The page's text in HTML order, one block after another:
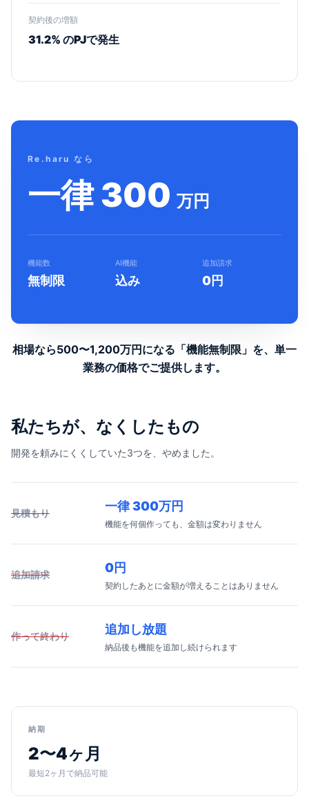
契約後の増額
31.2% のPJで発生
Re.haru なら
一律 300 万円
機能数
無制限
AI機能
込み
追加請求
0円
相場なら500〜1,200万円になる「機能無制限」を、 単一
業務の価格でご提供します。
私たちが、なくしたもの
開発を頼みにくくしていた3つを、やめました。
見積もり 一律 300万円
機能を何個作っても、金額は変わりません
追加請求 0円
契約したあとに金額が増えることはありません
作って終わり 追加し放題
納品後も機能を追加し続けられます
納期
2〜4ヶ月
最短2ヶ月で納品可能